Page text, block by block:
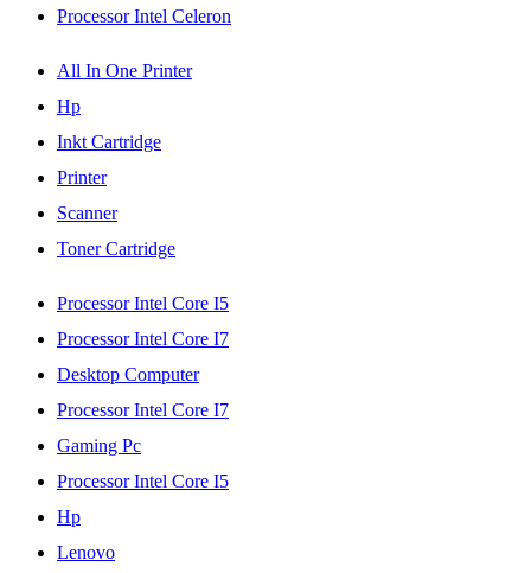
Processor Intel Celeron
All In One Printer
Hp
Inkt Cartridge
Printer
Scanner
Toner Cartridge
Processor Intel Core I5
Processor Intel Core I7
Desktop Computer
Processor Intel Core I7
Gaming Pc
Processor Intel Core I5
Hp
Lenovo